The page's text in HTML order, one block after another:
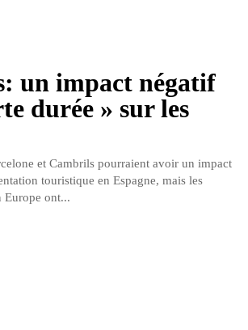
un impact négatif
durée » sur les
et Cambrils pourraient avoir un impact
touristique en Espagne, mais les
Europe ont...